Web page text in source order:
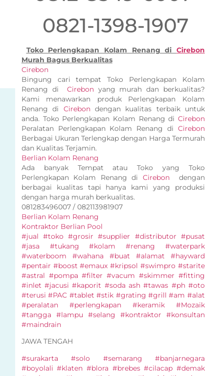
0821-1398-1907
Toko Perlengkapan Kolam Renang di Cirebon
Murah Bagus Berkualitas
Cirebon
Bingung cari tempat Toko Perlengkapan Kolam
Renang di Cirebon yang murah dan berkualitas?
Kami menawarkan produk Perlengkapan Kolam
Renang di Cirebondengan kualitas terbaik untuk
anda. Toko Perlengkapan Kolam Renang di Cirebon
Peralatan Perlengkapan Kolam Renang di Cirebon
Berbagai Ukuran Terlengkap dengan Harga Termurah
dan Kualitas Terjamin.
Berlian Kolam Renang
Ada banyak Tempat atau Toko yang Toko
Perlengkapan Kolam Renang di Cirebon
dengan
berbagai kualitas tapi hanya kami yang produksi
dengan harga murah berkualitas.
081283496007 / 082113981907
Berlian Kolam Renang
Kontraktor Berlian Pool
#jual #toko #grosir #supplier #distributor #pusat
#jasa #tukang #kolam #renang #waterpark
#waterboom #wahana #buat #alamat #hayward
#pentair #boost #emaux #kripsol #swimpro #starite
#astral #pompa #filter #vacum #skimmer #fitting
#inlet #jacusi #kaporit #soda ash #tawas #ph #oto
#terusi #PAC #tablet #stik #grating #grill #am #alat
#peralatan #perlengkapan #keramik #Mozaik
#tangga #lampu #selang #kontraktor #konsultan
#maindrain
JAWA TENGAH
#surakarta #solo #semarang #banjarnegara
#boyolali #klaten #blora #brebes #cilacap #demak